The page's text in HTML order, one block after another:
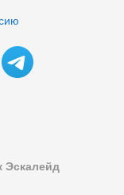
Эскалейд